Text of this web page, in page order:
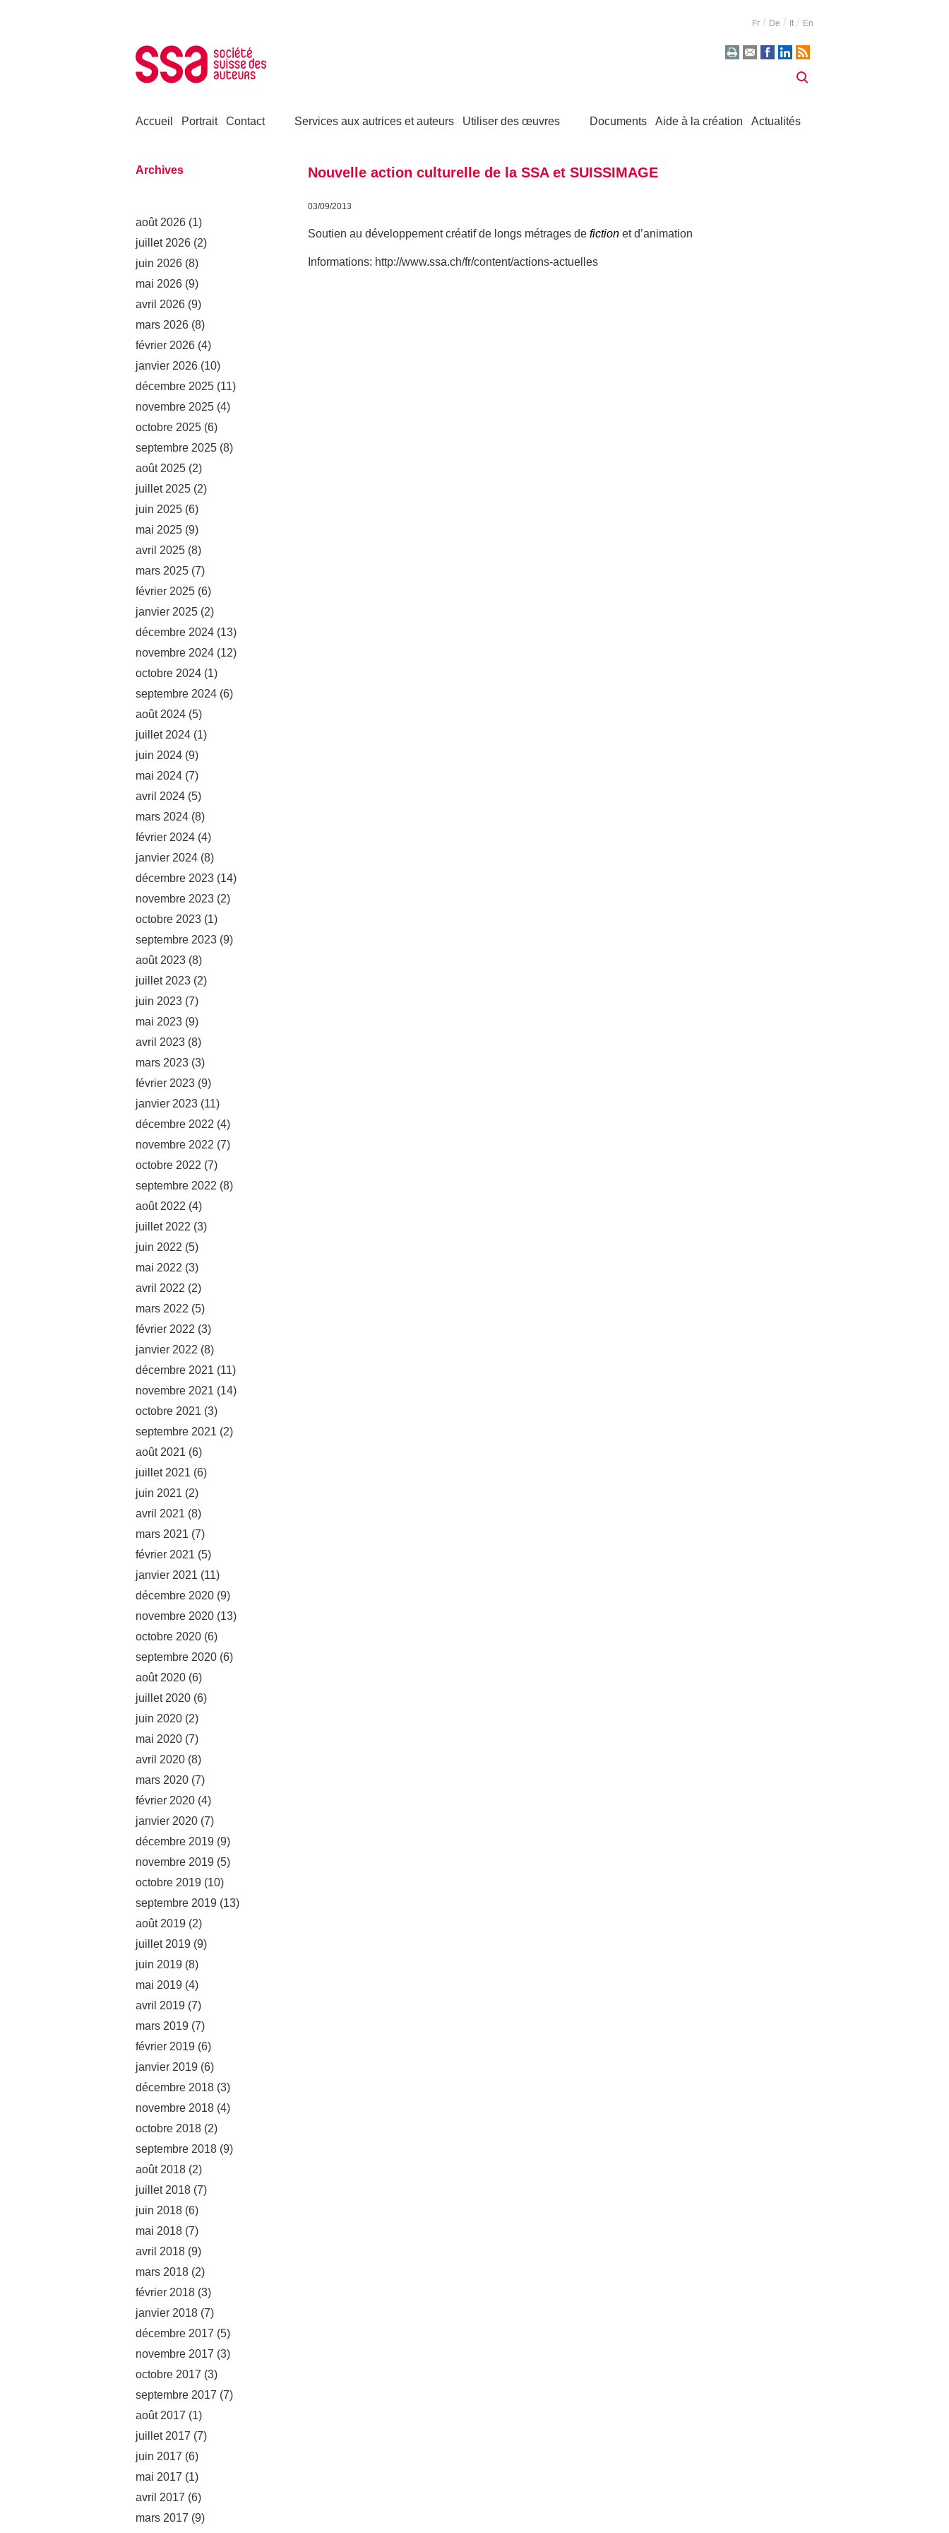
Fr De It En
Accueil Portrait Contact Services aux autrices et auteurs Utiliser des œuvres Documents Aide à la création Actualités
Archives
août 2026 (1)
juillet 2026 (2)
juin 2026 (8)
mai 2026 (9)
avril 2026 (9)
mars 2026 (8)
février 2026 (4)
janvier 2026 (10)
décembre 2025 (11)
novembre 2025 (4)
octobre 2025 (6)
septembre 2025 (8)
août 2025 (2)
juillet 2025 (2)
juin 2025 (6)
mai 2025 (9)
avril 2025 (8)
mars 2025 (7)
février 2025 (6)
janvier 2025 (2)
décembre 2024 (13)
novembre 2024 (12)
octobre 2024 (1)
septembre 2024 (6)
août 2024 (5)
juillet 2024 (1)
juin 2024 (9)
mai 2024 (7)
avril 2024 (5)
mars 2024 (8)
février 2024 (4)
janvier 2024 (8)
décembre 2023 (14)
novembre 2023 (2)
octobre 2023 (1)
septembre 2023 (9)
août 2023 (8)
juillet 2023 (2)
juin 2023 (7)
mai 2023 (9)
avril 2023 (8)
mars 2023 (3)
février 2023 (9)
janvier 2023 (11)
décembre 2022 (4)
novembre 2022 (7)
octobre 2022 (7)
septembre 2022 (8)
août 2022 (4)
juillet 2022 (3)
juin 2022 (5)
mai 2022 (3)
avril 2022 (2)
mars 2022 (5)
février 2022 (3)
janvier 2022 (8)
décembre 2021 (11)
novembre 2021 (14)
octobre 2021 (3)
septembre 2021 (2)
août 2021 (6)
juillet 2021 (6)
juin 2021 (2)
avril 2021 (8)
mars 2021 (7)
février 2021 (5)
janvier 2021 (11)
décembre 2020 (9)
novembre 2020 (13)
octobre 2020 (6)
septembre 2020 (6)
août 2020 (6)
juillet 2020 (6)
juin 2020 (2)
mai 2020 (7)
avril 2020 (8)
mars 2020 (7)
février 2020 (4)
janvier 2020 (7)
décembre 2019 (9)
novembre 2019 (5)
octobre 2019 (10)
septembre 2019 (13)
août 2019 (2)
juillet 2019 (9)
juin 2019 (8)
mai 2019 (4)
avril 2019 (7)
mars 2019 (7)
février 2019 (6)
janvier 2019 (6)
décembre 2018 (3)
novembre 2018 (4)
octobre 2018 (2)
septembre 2018 (9)
août 2018 (2)
juillet 2018 (7)
juin 2018 (6)
mai 2018 (7)
avril 2018 (9)
mars 2018 (2)
février 2018 (3)
janvier 2018 (7)
décembre 2017 (5)
novembre 2017 (3)
octobre 2017 (3)
septembre 2017 (7)
août 2017 (1)
juillet 2017 (7)
juin 2017 (6)
mai 2017 (1)
avril 2017 (6)
mars 2017 (9)
Nouvelle action culturelle de la SSA et SUISSIMAGE
03/09/2013
Soutien au développement créatif de longs métrages de fictionet d’animation
Informations: http://www.ssa.ch/fr/content/actions-actuelles